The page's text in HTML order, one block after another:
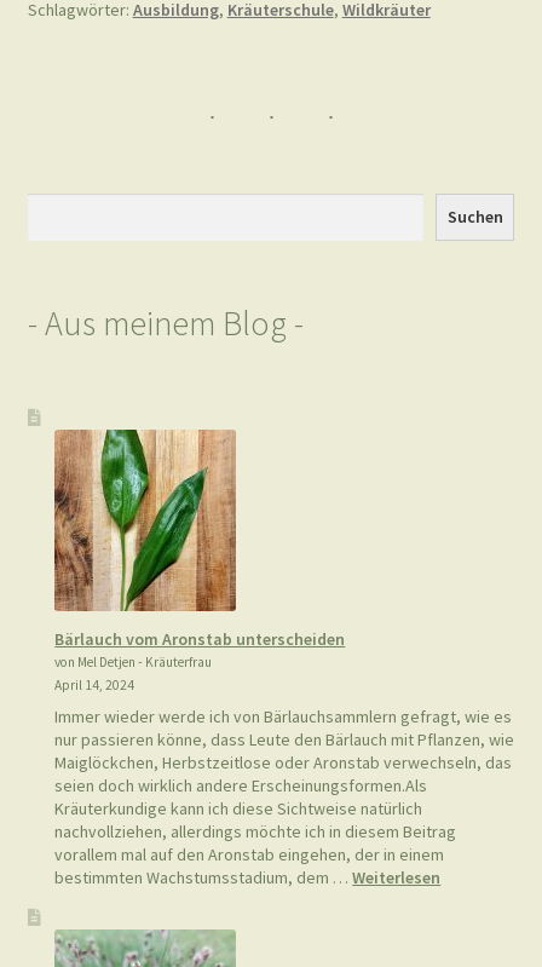
Schlagwörter: Ausbildung, Kräuterschule, Wildkräuter
Suchen
- Aus meinem Blog -
Bärlauch vom Aronstab unterscheiden
von Mel Detjen - Kräuterfrau
April 14, 2024
Immer wieder werde ich von Bärlauchsammlern gefragt, wie es
nur passieren könne, dass Leute den Bärlauch mit Pflanzen, wie
Maiglöckchen, Herbstzeitlose oder Aronstab verwechseln, das
seien doch wirklich andere Erscheinungsformen.Als
Kräuterkundige kann ich diese Sichtweise natürlich
nachvollziehen, allerdings möchte ich in diesem Beitrag
vorallem mal auf den Aronstab eingehen, der in einem
bestimmten Wachstumsstadium, dem …Weiterlesen